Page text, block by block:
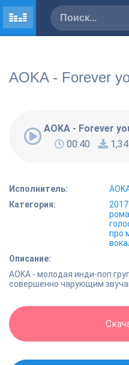
AOKA - Forever
AOKA - Forever
00:40
Исполнитель:
Категория:
2017
про
Описание:
AOKA - молодая инди-поп
совершенно чарующим